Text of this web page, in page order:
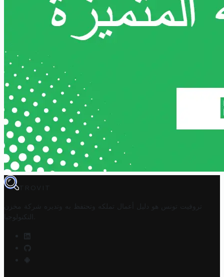
TROVIT
تروفيت تونس هو دليل أعمال تملكه وتحتفظ به وتديره
شركة مخزن
التكنولوجيا